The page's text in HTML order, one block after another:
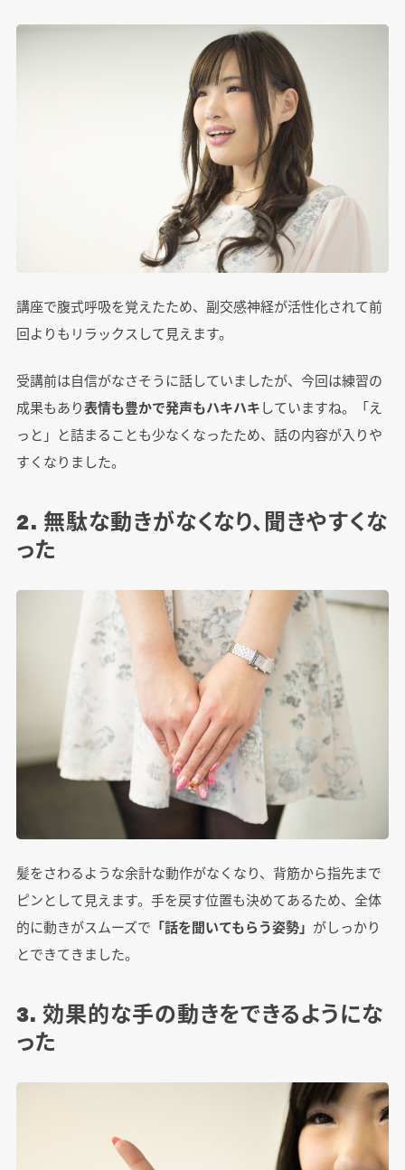
講座で腹式呼吸を覚えたため、副交感神経が活性化されて前
回よりもリラックスして見えます。
受講前は自信がなさそうに話していましたが、今回は練習の
成果もあり表情も豊かで発声もハキハキしていますね。「え
っと」と詰まることも少なくなったため、話の内容が入りや
すくなりました。
2. 無駄な動きがなくなり、聞きやすくな
った
髪をさわるような余計な動作がなくなり、背筋から指先まで
ピンとして見えます。手を戻す位置も決めてあるため、全体
的に動きがスムーズで 「話を聞いてもらう姿勢」 がしっかり
とできてきました。
3. 効果的な手の動きをできるようにな
った